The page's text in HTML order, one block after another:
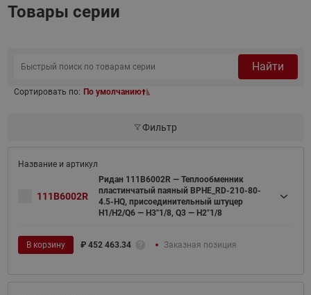
Товары серии
Найти
Сортировать по: По умолчанию
Фильтр
111B6002R
Ридан 111B6002R — Теплообменник
пластинчатый паяный BPHE_RD-210-80-
4.5-HQ, присоединительный штуцер
H1/H2/Q6 — H3"1/8, Q3 — H2"1/8
В корзину ₽ 452 463.34 Заказная позиция